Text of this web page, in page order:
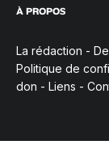
À PROPOS
La rédaction -
Politique de
don - Liens -